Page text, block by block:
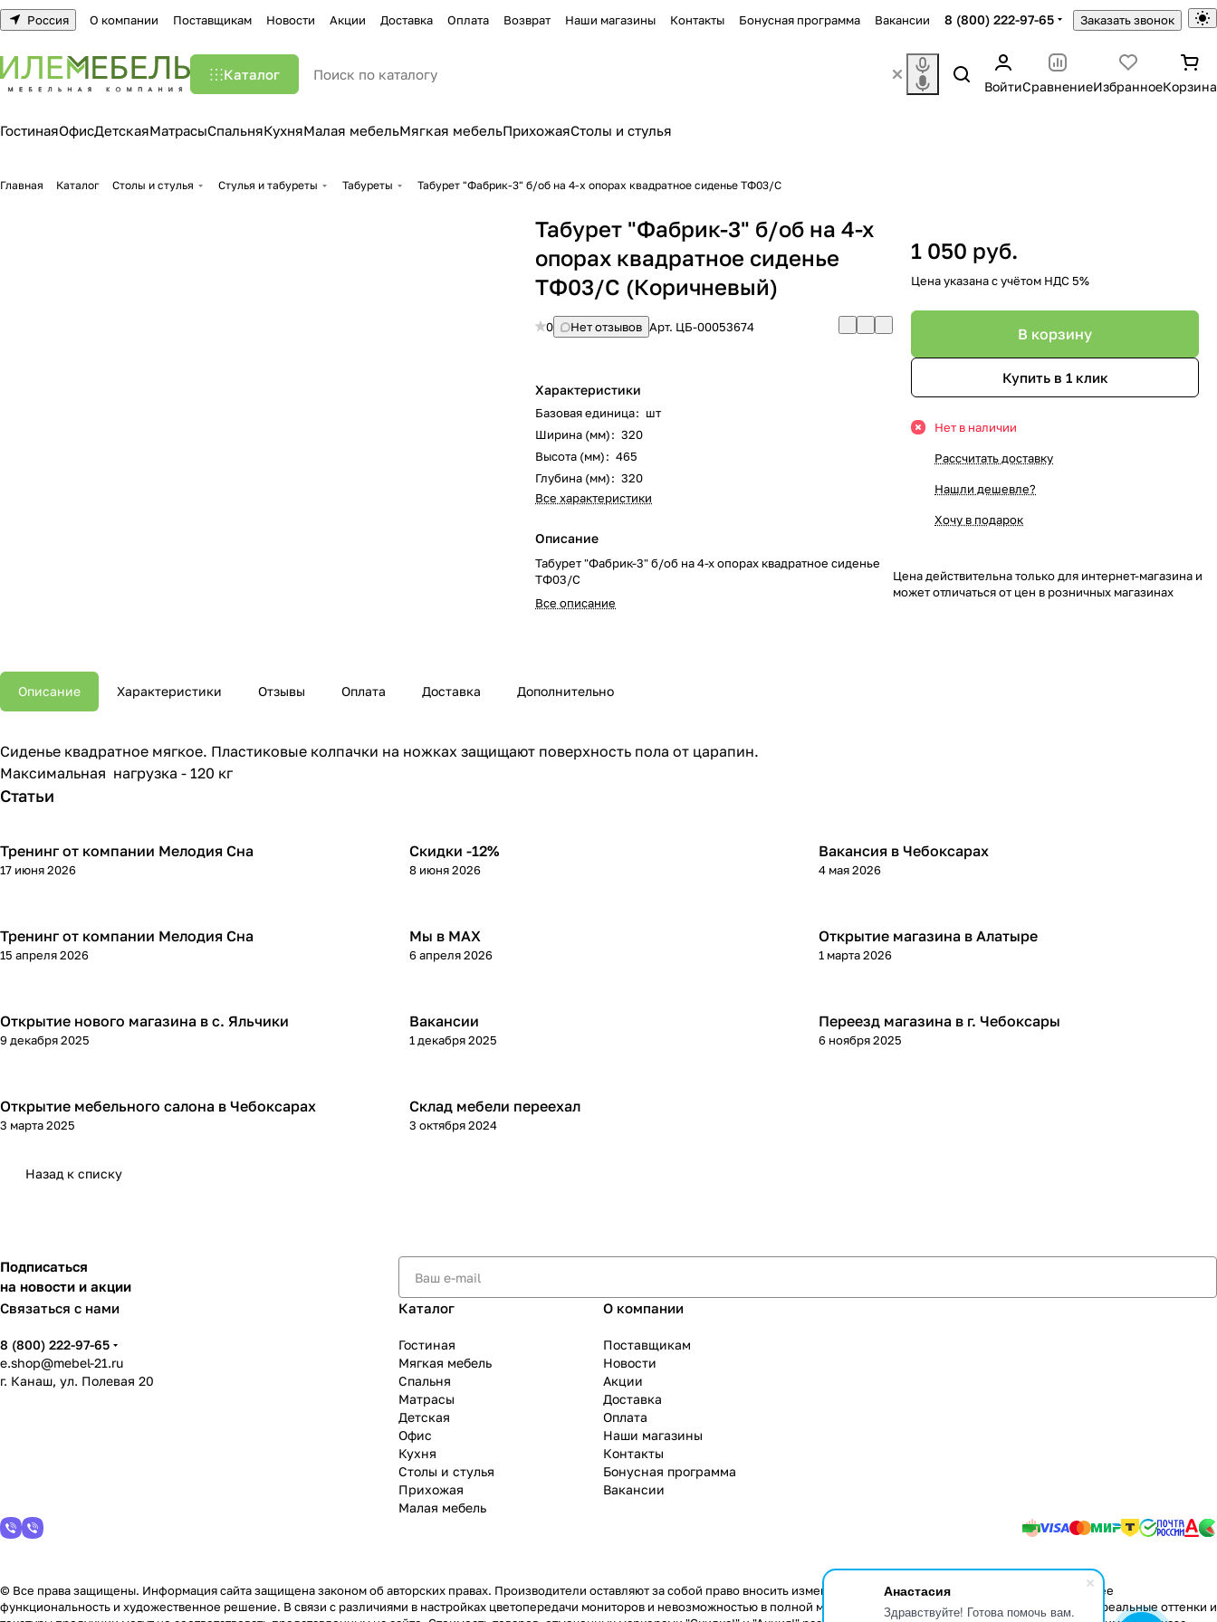
Анастасия
Здравствуйте! Готова помочь вам.
Россия О компании Поставщикам Новости Акции Доставка Оплата Возврат Наши магазины Контакты Бонусная программа Вакансии 8 (800) 222-97-65 Заказать звонок
Каталог
ВойтиСравнениеИзбранноеКорзина
ГостинаяОфисДетскаяМатрасыСпальняКухняМалая мебельМягкая мебельПрихожаяСтолы и стулья
Главная Каталог Столы и стулья Стулья и табуреты Табуреты Табурет "Фабрик-3" б/об на 4-х опорах квадратное сиденье ТФ03/С
Табурет "Фабрик-3" б/об на 4-х
опорах квадратное сиденье
ТФ03/С (Коричневый)
0 Нет отзывов Арт. ЦБ-00053674
Характеристики
Базовая единица: шт
Ширина (мм): 320
Высота (мм): 465
Глубина (мм): 320
Все характеристики
Описание
Табурет "Фабрик-3" б/об на 4-х опорах квадратное сиденье
ТФ03/С
Все описание
1 050 руб.
Цена указана с учётом НДС 5%
В корзину
Купить в 1 клик
Нет в наличии
Рассчитать доставку
Нашли дешевле?
Хочу в подарок
Цена действительна только для интернет-магазина и
может отличаться от цен в розничных магазинах
Описание Характеристики Отзывы Оплата Доставка Дополнительно
Сиденье квадратное мягкое. Пластиковые колпачки на ножках защищают поверхность пола от царапин.
Максимальная нагрузка - 120 кг
Статьи
Тренинг от компании Мелодия Сна
17 июня 2026
Скидки -12%
8 июня 2026
Вакансия в Чебоксарах
4 мая 2026
Тренинг от компании Мелодия Сна
15 апреля 2026
Мы в МАХ
6 апреля 2026
Открытие магазина в Алатыре
1 марта 2026
Открытие нового магазина в с. Яльчики
9 декабря 2025
Вакансии
1 декабря 2025
Переезд магазина в г. Чебоксары
6 ноября 2025
Открытие мебельного салона в Чебоксарах
3 марта 2025
Склад мебели переехал
3 октября 2024
Назад к списку
Подписаться
на новости и акции
Связаться с нами
8 (800) 222-97-65
e.shop@mebel-21.ru
г. Канаш, ул. Полевая 20
Каталог
Гостиная
Мягкая мебель
Спальня
Матрасы
Детская
Офис
Кухня
Столы и стулья
Прихожая
Малая мебель
О компании
Поставщикам
Новости
Акции
Доставка
Оплата
Наши магазины
Контакты
Бонусная программа
Вакансии
© Все права защищены. Информация сайта защищена законом об авторских правах. Производители оставляют за собой право вносить изменения в конструкцию изделий, не влияющие на ее
функциональность и художественное решение. В связи с различиями в настройках цветопередачи мониторов и невозможностью в полной мере передать некоторые свойства материалов, реальные оттенки и